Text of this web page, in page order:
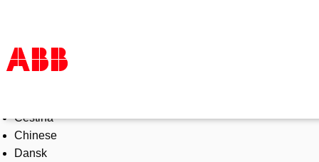
Products & Solutions
Industries
Services
Čeština
Chinese
Dansk